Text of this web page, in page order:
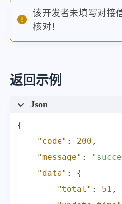
该开发者未填写对接
核对！
返回示例
Json
{
"code" : 200 ,
"message" :
"data" :
{
"total" : 51 ,